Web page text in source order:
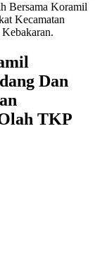
Bersama Koramil
Kecamatan
Dan
TKP